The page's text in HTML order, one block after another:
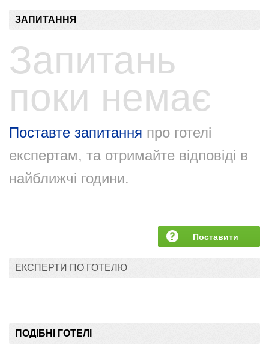
ЗАПИТАННЯ
Запитань
поки немає
Поставте запитання про готелі
експертам, та отримайте відповіді в
найближчі години.
Поставити
ЕКСПЕРТИ ПО ГОТЕЛЮ
ПОДІБНІ ГОТЕЛІ